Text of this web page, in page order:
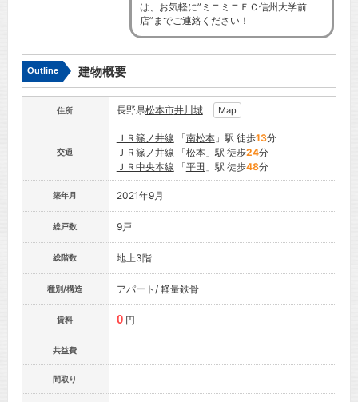
は、お気軽に”ミニミニＦＣ信州大学前
店”までご連絡ください！
Outline 建物概要
住所 長野県松本市井川城 Map
交通
ＪＲ篠ノ井線 「南松本」駅 徒歩13分
ＪＲ篠ノ井線 「松本」駅 徒歩24分
ＪＲ中央本線 「平田 」駅 徒歩48分
築年月 2021年9月
総戸数 9戸
総階数 地上3階
種別/構造 アパート/ 軽量鉄骨
賃料 0 円
共益費
間取り